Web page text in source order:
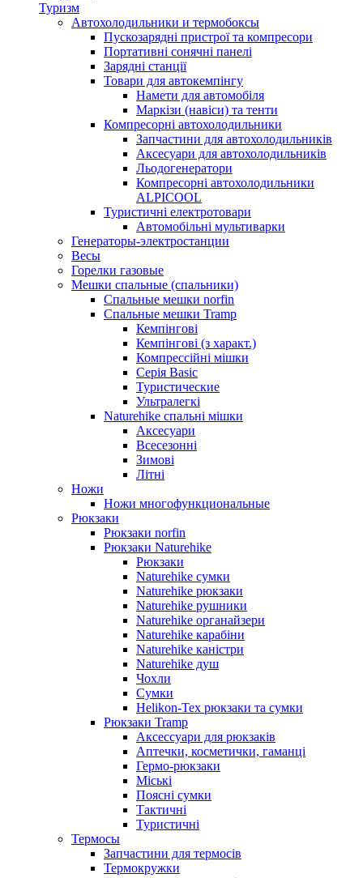
Туризм
Автохолодильники и термобоксы
Пускозарядні пристрої та компресори
Портативні сонячні панелі
Зарядні станції
Товари для автокемпінгу
Намети для автомобіля
Маркізи (навіси) та тенти
Компресорні автохолодильники
Запчастини для автохолодильників
Аксесуари для автохолодильників
Льодогенератори
Компресорні автохолодильники
ALPICOOL
Туристичні електротовари
Автомобільні мультиварки
Генераторы-электростанции
Весы
Горелки газовые
Мешки спальные (спальники)
Спальные мешки norfin
Спальные мешки Tramp
Кемпінгові
Кемпінгові (з характ.)
Компрессійні мішки
Серія Basic
Туристические
Ультралегкі
Naturehike спальні мішки
Аксесуари
Всесезонні
Зимові
Літні
Ножи
Ножи многофункциональные
Рюкзаки
Рюкзаки norfin
Рюкзаки Naturehike
Рюкзаки
Naturehike сумки
Naturehike рюкзаки
Naturehike рушники
Naturehike органайзери
Naturehike карабіни
Naturehike каністри
Naturehike душ
Чохли
Сумки
Helikon-Tex рюкзаки та сумки
Рюкзаки Tramp
Аксессуари для рюкзаків
Аптечки, косметички, гаманці
Гермо-рюкзаки
Міські
Поясні сумки
Тактичні
Туристичні
Термосы
Запчастини для термосів
Термокружки